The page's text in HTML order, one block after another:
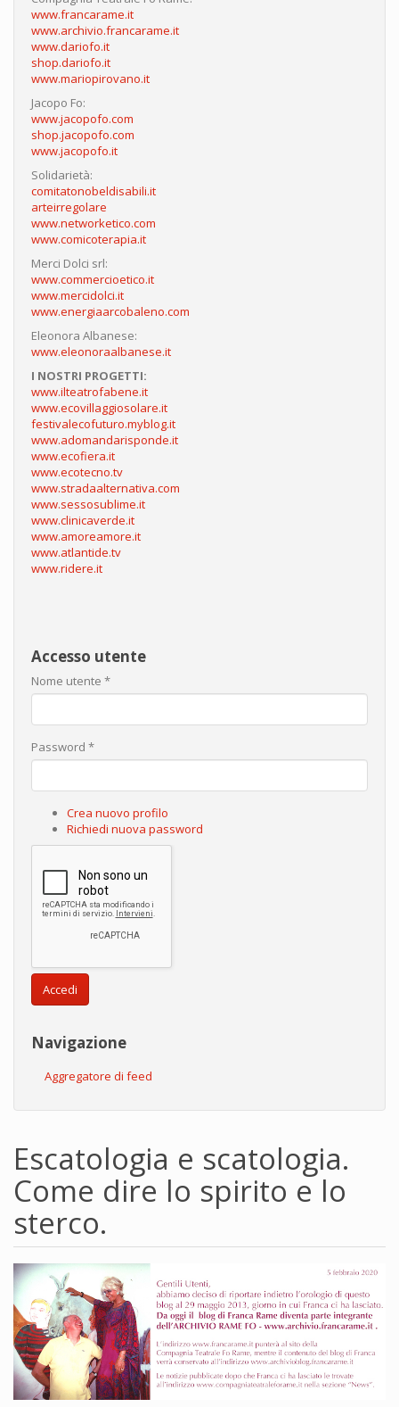
www.francarame.it
www.archivio.francarame.it
www.dariofo.it
shop.dariofo.it
www.mariopirovano.it
Jacopo Fo:
www.jacopofo.com
shop.jacopofo.com
www.jacopofo.it
Solidarietà:
comitatonobeldisabili.it
arteirregolare
www.networketico.com
www.comicoterapia.it
Merci Dolci srl:
www.commercioetico.it
www.mercidolci.it
www.energiaarcobaleno.com
Eleonora Albanese:
www.eleonoraalbanese.it
I NOSTRI PROGETTI:
www.ilteatrofabene.it
www.ecovillaggiosolare.it
festivalecofuturo.myblog.it
www.adomandarisponde.it
www.ecofiera.it
www.ecotecno.tv
www.stradaalternativa.com
www.sessosublime.it
www.clinicaverde.it
www.amoreamore.it
www.atlantide.tv
www.ridere.it
Accesso utente
Nome utente *
Password *
Crea nuovo profilo
Richiedi nuova password
Accedi
Navigazione
Aggregatore di feed
Escatologia e scatologia.
Come dire lo spirito e lo
sterco.